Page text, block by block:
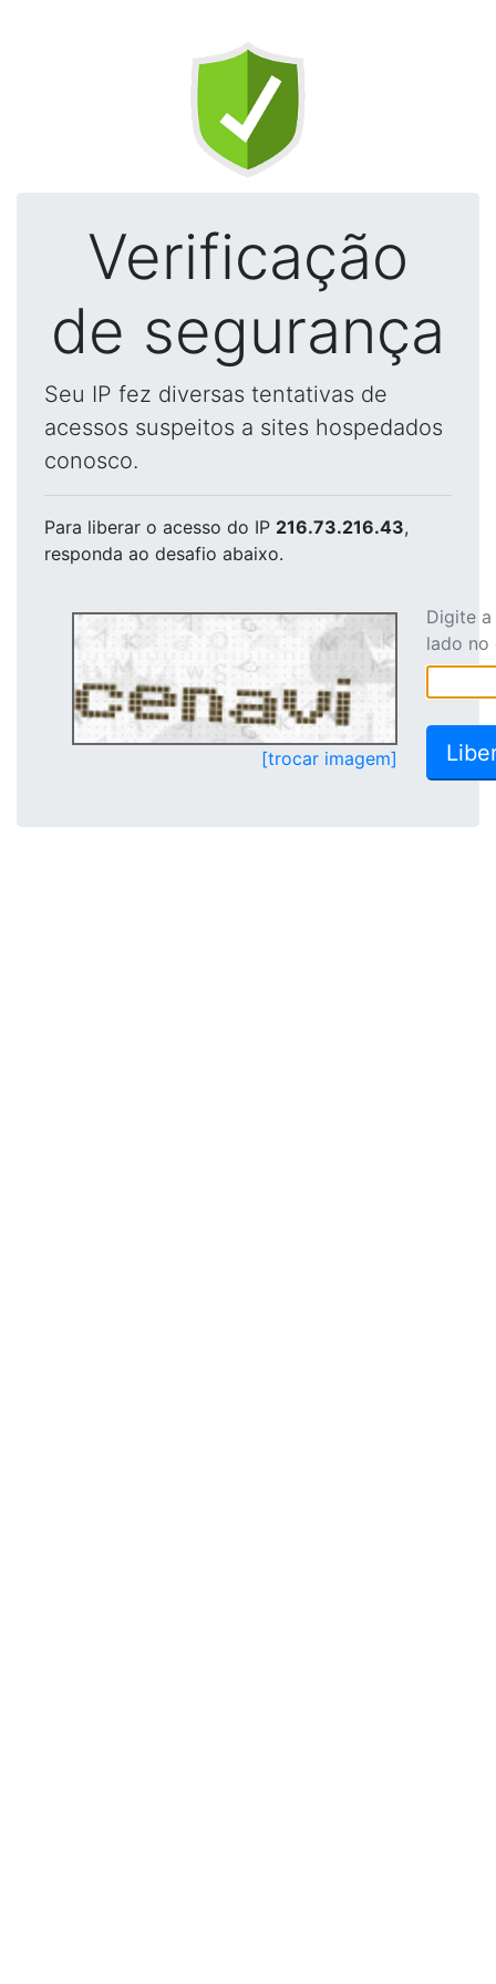
Verificação
de segurança
Seu IP fez diversas tentativas de
acessos suspeitos a sites hospedados
conosco.
Para liberar o acesso do IP 216.73.216.43,
responda ao desafio abaixo.
[trocar imagem]
Digite
lado no